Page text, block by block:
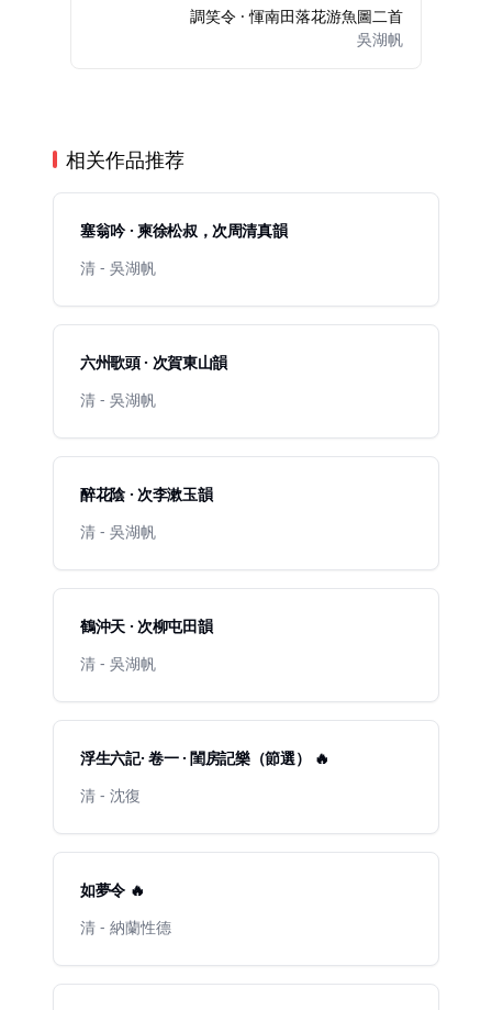
調笑令 · 惲南田落花游魚圖二首
吳湖帆
相关作品推荐
塞翁吟 · 柬徐松叔，次周清真韻
清 - 吳湖帆
六州歌頭 · 次賀東山韻
清 - 吳湖帆
醉花陰 · 次李漱玉韻
清 - 吳湖帆
鶴沖天 · 次柳屯田韻
清 - 吳湖帆
浮生六記· 卷一 · 閨房記樂（節選） 🔥
清 - 沈復
如夢令 🔥
清 - 納蘭性德